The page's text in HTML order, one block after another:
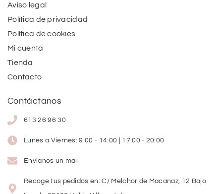
Aviso legal
Política de privacidad
Política de cookies
Mi cuenta
Tienda
Contacto
Contáctanos
613 26 96 30
Lunes a Viernes: 9:00 - 14:00 | 17:00 - 20:00
Envíanos un mail
Recoge tus pedidos en: C/ Melchor de Macanaz, 12 Bajo